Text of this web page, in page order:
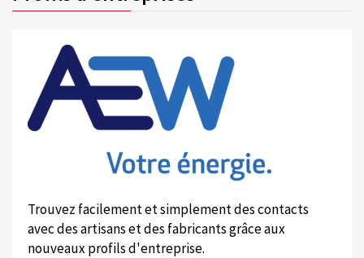
Trouvez facilement et simplement des contacts
avec des artisans et des fabricants grâce aux
nouveaux profils d'entreprise.